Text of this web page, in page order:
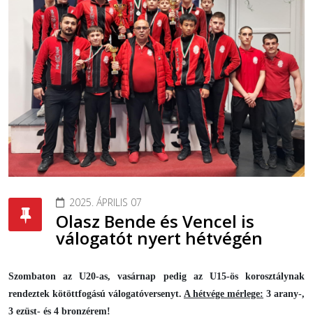
2025. ÁPRILIS 07
Olasz Bende és Vencel is
válogatót nyert hétvégén
Szombaton az U20-as, vasárnap pedig az U15-ös korosztálynak
rendeztek kötöttfogású válogatóversenyt. A hétvége mérlege: 3 arany-,
3 ezüst- és 4 bronzérem!